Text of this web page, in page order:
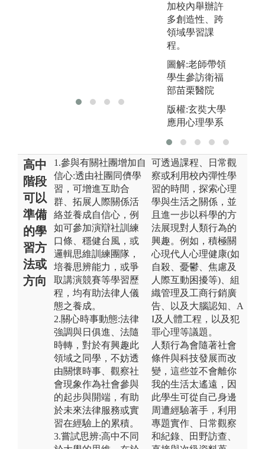
加校內舉辦許
多創造性、跨
領域學習課
程。
圖解:老師帶領
學生參訪衛福
部苗栗醫院
版權:玄奘大學
應用心理學系
高中
階段
可以
準備
的學
習方
法或
方向
1.參與有關社團增加自
信心:透由社團同儕學
習，可增進互助合
群、拓展人際關係活
絡並養成自信心，例
如可參加演辯社訓練
口條、穩健台風，或
邏輯思維訓練團隊，
培養思辨能力，或爭
取講演競賽等學習歷
程，均有助法律人儀
態之養成。
2.關心時事動態:法律
強調與日俱進、法隨
時轉，對於有興趣此
領域之同學，不妨透
由關懷時事、觀察社
會現象作為社會參與
的起步與開端，有助
於未來法律服務或實
習在經驗上的累積。
3.嘗試思辨:高中不同
可透過課程、日常觀
察或利用校內彈性學
習的時間，探索心理
學與生活之關係，並
且進一步以科學的方
法展現對人類行為的
興趣。例如，積極關
心現代人心理健康(如
自殺、憂鬱、焦慮及
人際互動困擾等)、組
織管理及工商行銷廣
告、以及大腦認知、A
I及人體工程，以及犯
罪心理等議題。
人類行為會隨著社會
條件與科技發展而改
變，這些並不會離你
我的生活太遙遠，因
此學生可從自己身邊
周遭經驗著手，利用
專題實作、日常觀察
和紀錄、田野訪查、